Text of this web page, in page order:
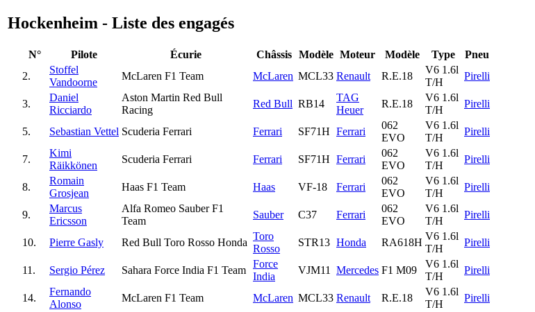
Hockenheim - Liste des engagés
N° Pilote Écurie Châssis Modèle Moteur Modèle Type
Pneu
2.
Stoffel
Vandoorne
McLaren F1 Team McLaren MCL33 Renault R.E.18
V6 1.6l
T/H
Pirelli
3.
Daniel
Ricciardo
Aston Martin Red Bull
Racing
Red Bull RB14
TAG
Heuer
R.E.18
V6 1.6l
T/H
Pirelli
5. Sebastian Vettel Scuderia Ferrari Ferrari SF71H Ferrari
062
EVO
V6 1.6l
T/H
Pirelli
7.
Kimi
Räikkönen
Scuderia Ferrari Ferrari SF71H Ferrari
062
EVO
V6 1.6l
T/H
Pirelli
8.
Romain
Grosjean
Haas F1 Team Haas VF-18 Ferrari
062
EVO
V6 1.6l
T/H
Pirelli
9.
Marcus
Ericsson
Alfa Romeo Sauber F1
Team
Sauber C37 Ferrari
062
EVO
V6 1.6l
T/H
Pirelli
10. Pierre Gasly Red Bull Toro Rosso Honda
Toro
Rosso
STR13 Honda RA618H
V6 1.6l
T/H
Pirelli
11. Sergio Pérez Sahara Force India F1 Team
Force
India
VJM11 Mercedes F1 M09
V6 1.6l
T/H
Pirelli
14.
Fernando
Alonso
McLaren F1 Team McLaren MCL33 Renault R.E.18
V6 1.6l
T/H
Pirelli